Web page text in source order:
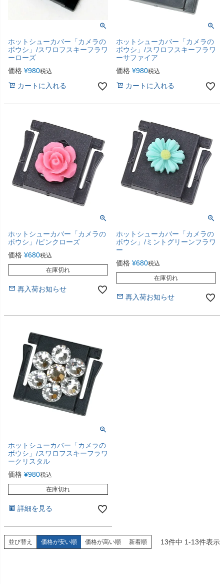
ホットシューカバー「カメラの
ボウシ」/スワロフスキーフラワ
ーローズ
価格 ¥980税込
カートに入れる
ホットシューカバー「カメラの
ボウシ」/スワロフスキーフラワ
ーサファイア
価格 ¥980税込
カートに入れる
ホットシューカバー「カメラの
ボウシ」/ピンクローズ
価格 ¥680税込
在庫切れ
再入荷お知らせ
ホットシューカバー「カメラの
ボウシ」/ミントグリーンフラワ
ー
価格 ¥680税込
在庫切れ
再入荷お知らせ
ホットシューカバー「カメラの
ボウシ」/スワロフスキーフラワ
ークリスタル
価格 ¥980税込
在庫切れ
詳細を見る
並び替え 価格が安い順 価格が高い順 新着順 13件中 1-13件表示